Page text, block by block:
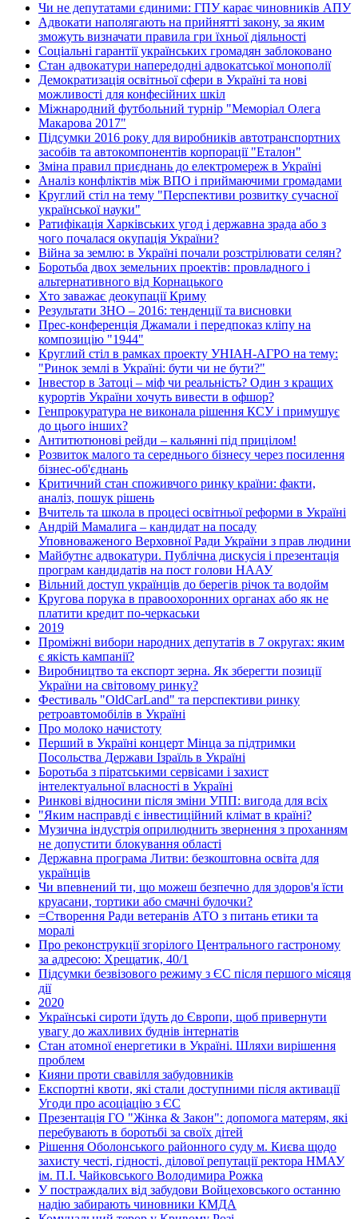
Чи не депутатами єдиними: ГПУ карає чиновників АПУ
Адвокати наполягають на прийнятті закону, за яким
зможуть визначати правила гри їхньої діяльності
Соціальні гарантії українських громадян заблоковано
Стан адвокатури напередодні адвокатської монополії
Демократизація освітньої сфери в Україні та нові
можливості для конфесійних шкіл
Міжнародний футбольний турнір "Меморіал Олега
Макарова 2017"
Підсумки 2016 року для виробників автотранспортних
засобів та автокомпонентів корпорації "Еталон"
Зміна правил приєднань до електромереж в Україні
Аналіз конфліктів між ВПО і приймаючими громадами
Круглий стіл на тему "Перспективи розвитку сучасної
української науки"
Ратифікація Харківських угод і державна зрада або з
чого почалася окупація України?
Війна за землю: в Україні почали розстрілювати селян?
Боротьба двох земельних проектів: провладного і
альтернативного від Корнацького
Хто заважає деокупації Криму
Результати ЗНО – 2016: тенденції та висновки
Прес-конференція Джамали і передпоказ кліпу на
композицію "1944"
Круглий стіл в рамках проекту УНІАН-АГРО на тему:
"Ринок землі в Україні: бути чи не бути?"
Інвестор в Затоці – міф чи реальність? Один з кращих
курортів України хочуть вивести в офшор?
Генпрокуратура не виконала рішення КСУ і примушує
до цього інших?
Антитютюнові рейди – кальянні під прицілом!
Розвиток малого та середнього бізнесу через посилення
бізнес-об'єднань
Критичний стан споживчого ринку країни: факти,
аналіз, пошук рішень
Вчитель та школа в процесі освітньої реформи в Україні
Андрій Мамалига – кандидат на посаду
Уповноваженого Верховної Ради України з прав людини
Майбутнє адвокатури. Публічна дискусія і презентація
програм кандидатів на пост голови НААУ
Вільний доступ українців до берегів річок та водойм
Кругова порука в правоохоронних органах або як не
платити кредит по-черкаськи
2019
Проміжні вибори народних депутатів в 7 округах: яким
є якість кампанії?
Виробництво та експорт зерна. Як зберегти позиції
України на світовому ринку?
Фестиваль "OldCarLand" та перспективи ринку
ретроавтомобілів в Україні
Про молоко начистоту
Перший в Україні концерт Мінца за підтримки
Посольства Держави Ізраїль в Україні
Боротьба з піратськими сервісами і захист
інтелектуальної власності в Україні
Ринкові відносини після зміни УПП: вигода для всіх
"Яким насправді є інвестиційний клімат в країні?
Музична індустрія оприлюднить звернення з проханням
не допустити блокування області
Державна програма Литви: безкоштовна освіта для
українців
Чи впевнений ти, що можеш безпечно для здоров'я їсти
круасани, тортики або смачні булочки?
=Створення Ради ветеранів АТО з питань етики та
моралі
Про реконструкції згорілого Центрального гастроному
за адресою: Хрещатик, 40/1
Підсумки безвізового режиму з ЄС після першого місяця
дії
2020
Українські сироти їдуть до Європи, щоб привернути
увагу до жахливих буднів інтернатів
Стан атомної енергетики в Україні. Шляхи вирішення
проблем
Кияни проти свавілля забудовників
Експортні квоти, які стали доступними після активації
Угоди про асоціацію з ЄС
Презентація ГО "Жінка & Закон": допомога матерям, які
перебувають в боротьбі за своїх дітей
Рішення Оболонського районного суду м. Києва щодо
захисту честі, гідності, ділової репутації ректора НМАУ
ім. П.І. Чайковського Володимира Рожка
У постраждалих від забудови Войцеховського останню
надію забирають чиновники КМДА